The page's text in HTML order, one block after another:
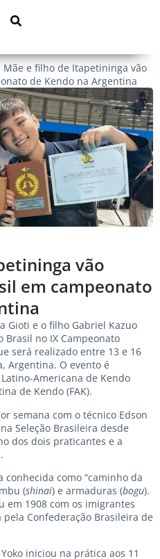
Mãe e filho de Itapetininga vão
de Kendo na Argentina
vão
em campeonato
Gioti e o filho Gabriel Kazuo
Brasil no IX Campeonato
será realizado entre 13 e 16
Argentina. O evento é
Americana de Kendo
de Kendo (FAK).
semana com o técnico Edson
Seleção Brasileira desde
dos dois praticantes e a
como “caminho da
(shinai) e armaduras (bogu).
em 1908 com os imigrantes
Confederação Brasileira de
iniciou na prática aos 11